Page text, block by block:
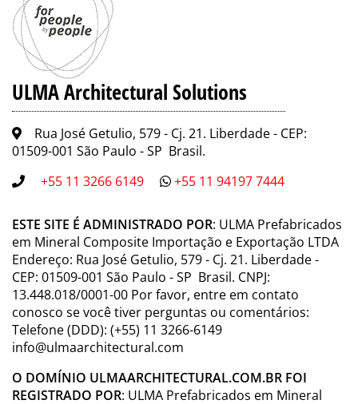
ULMA Architectural Solutions
Rua José Getulio, 579 - Cj. 21. Liberdade - CEP:
01509-001 São Paulo - SP Brasil.
+55 11 3266 6149
+55 11 94197 7444
ESTE SITE É ADMINISTRADO POR: ULMA Prefabricados
em Mineral Composite Importação e Exportação LTDA
Endereço: Rua José Getulio, 579 - Cj. 21. Liberdade -
CEP: 01509-001 São Paulo - SP Brasil. CNPJ:
13.448.018/0001-00 Por favor, entre em contato
conosco se você tiver perguntas ou comentários:
Telefone (DDD): (+55) 11 3266-6149
info@ulmaarchitectural.com
O DOMÍNIO ULMAARCHITECTURAL.COM.BR FOI
REGISTRADO POR: ULMA Prefabricados em Mineral